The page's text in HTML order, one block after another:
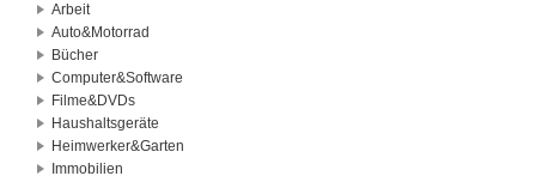
Arbeit
Auto&Motorrad
Bücher
Computer&Software
Filme&DVDs
Haushaltsgeräte
Heimwerker&Garten
Immobilien